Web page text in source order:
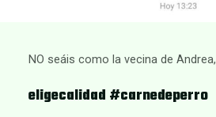
NO seáis como la vecina de Andrea,
eligecalidad #carnedeperro